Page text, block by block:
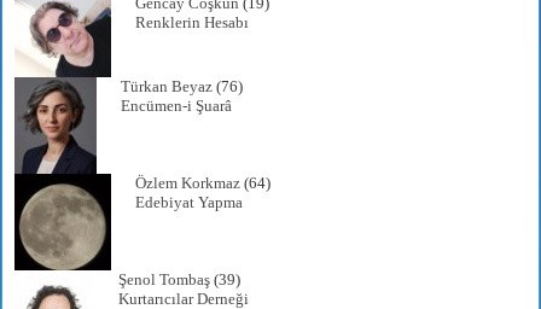
Renklerin Hesabı
Türkan Beyaz (76)
Encümen-i Şuarâ
Özlem Korkmaz (64)
Edebiyat Yapma
Şenol Tombaş (39)
Kurtarıcılar Derneği